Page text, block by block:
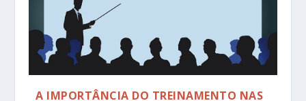
A IMPORTÂNCIA DO TREINAMENTO NAS